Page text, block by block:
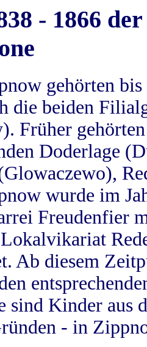
- 1866
gehörten
die beiden
Früher
Doderlage
wurde im
Freudenfier
Ab diesem
sind Kinder aus
- in